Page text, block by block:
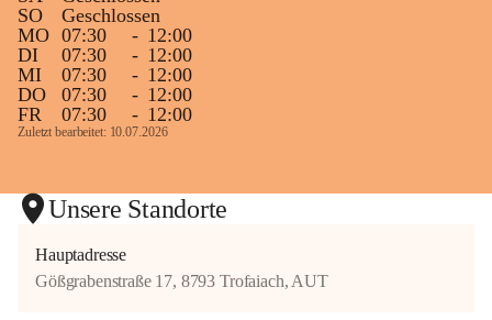
SO
Geschlossen
MO 07:30 - 12:00
DI
07:30 - 12:00
MI
07:30 - 12:00
DO
07:30 - 12:00
FR
07:30 - 12:00
Zuletzt bearbeitet: 10.07.2026
Unsere Standorte
Hauptadresse
Gößgrabenstraße 17, 8793 Trofaiach, AUT